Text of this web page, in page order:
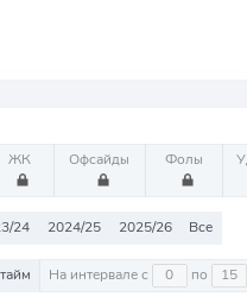
ЖК Офсайды Фолы
24 2024/25 2025/26 Все
На интервале с по